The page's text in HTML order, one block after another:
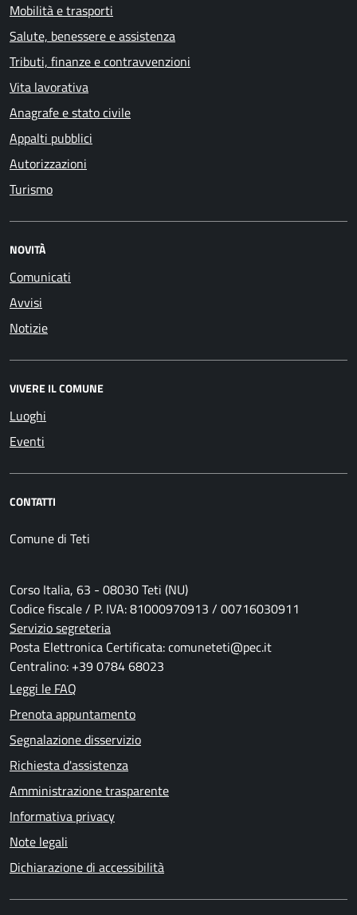
Mobilità e trasporti
Salute, benessere e assistenza
Tributi, finanze e contravvenzioni
Vita lavorativa
Anagrafe e stato civile
Appalti pubblici
Autorizzazioni
Turismo
NOVITÀ
Comunicati
Avvisi
Notizie
VIVERE IL COMUNE
Luoghi
Eventi
CONTATTI
Comune di Teti
Corso Italia, 63 - 08030 Teti (NU)
Codice fiscale / P. IVA: 81000970913 / 00716030911
Servizio segreteria
Posta Elettronica Certificata: comuneteti@pec.it
Centralino: +39 0784 68023
Leggi le FAQ
Prenota appuntamento
Segnalazione disservizio
Richiesta d'assistenza
Amministrazione trasparente
Informativa privacy
Note legali
Dichiarazione di accessibilità